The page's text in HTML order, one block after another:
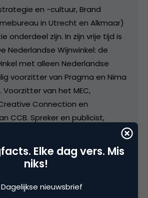
en -cultuur, Brand
in Utrecht en Alkmaar)
onderdeel zijn. In zijn vrije tijd is
Nederlandse Wijnwinkel: de
met alleen Nederlandse
voorzitter van Pragma en Nima
van het MEC,
Connection en
CCB. Spreker en publicist,
en MarketingTribune.
Elke dag vers. Mis
niks!
Dagelijkse nieuwsbrief